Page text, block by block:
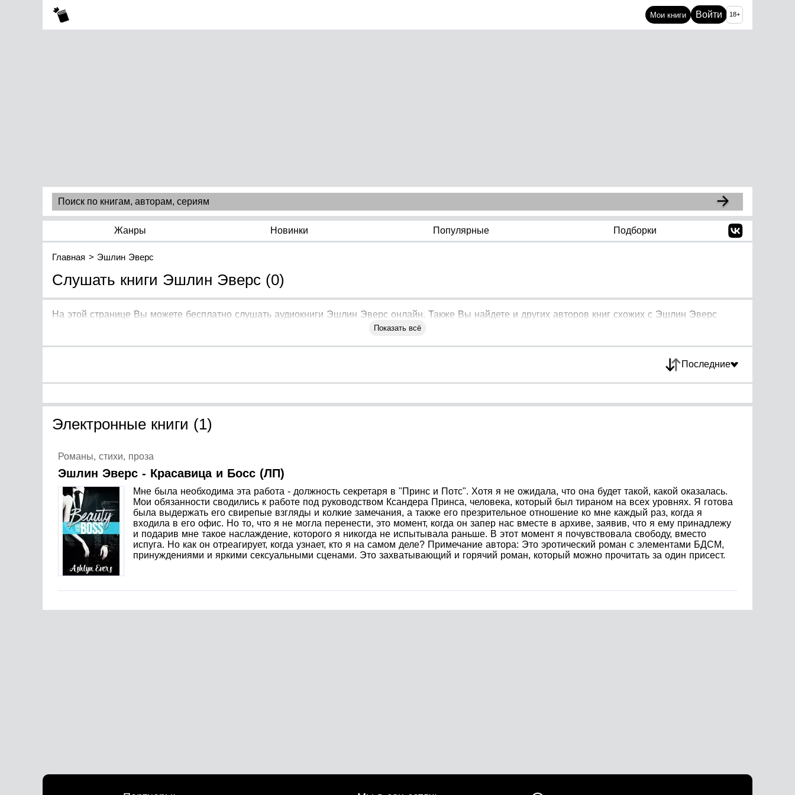
Мои книги Войти 18+
Жанры Новинки Популярные Подборки
Главная Эшлин Эверс
Слушать книги Эшлин Эверс (0)
На этой странице Вы можете бесплатно слушать аудиокниги Эшлин Эверс онлайн. Также Вы найдете и других авторов книг схожих с Эшлин Эверс
Показать всё
Последние
Электронные книги (1)
Романы, стихи, проза
Эшлин Эверс - Красавица и Босс (ЛП)
Мне была необходима эта работа - должность секретаря в "Принс и Потс". Хотя я не ожидала, что она будет такой, какой оказалась.
Мои обязанности сводились к работе под руководством Ксандера Принса, человека, который был тираном на всех уровнях. Я готова
была выдержать его свирепые взгляды и колкие замечания, а также его презрительное отношение ко мне каждый раз, когда я
входила в его офис. Но то, что я не могла перенести, это момент, когда он запер нас вместе в архиве, заявив, что я ему принадлежу
и подарив мне такое наслаждение, которого я никогда не испытывала раньше. В этот момент я почувствовала свободу, вместо
испуга. Но как он отреагирует, когда узнает, кто я на самом деле? Примечание автора: Это эротический роман с элементами БДСМ,
принуждениями и яркими сексуальными сценами. Это захватывающий и горячий роман, который можно прочитать за один присест.